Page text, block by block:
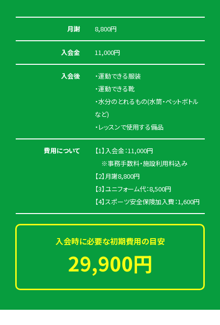
月謝 8,800円
入会金 11,000円
入会後
・運動できる服装
・運動できる靴
・水分のとれるもの(水筒・ペットボトル
など)
・レッスンで使用する備品
費用について
【1】入会金：11,000円
※事務手数料・施設利用料込み
【2】月謝8,800円
【3】ユニフォーム代：8,500円
【4】スポーツ安全保険加入費：1,600円
入会時に必要な初期費用の目安
29,900円